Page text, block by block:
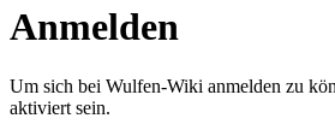
Anmelden
Um sich bei Wulfen-Wiki anmelden zu
aktiviert sein.